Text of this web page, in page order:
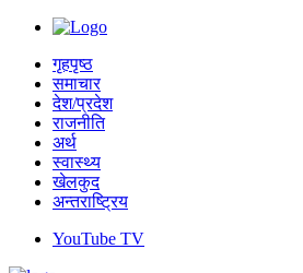
गृहपृष्ठ
समाचार
देश/प्रदेश
राजनीति
अर्थ
स्वास्थ्य
खेलकुद
अन्तराष्ट्रिय
YouTube TV